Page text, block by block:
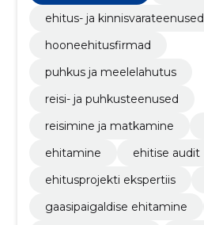
ehitus- ja kinnisvarateenused
hooneehitusfirmad
puhkus ja meelelahutus
reisi- ja puhkusteenused
reisimine ja matkamine
ehitamine
ehitise audit
ehitusprojekti ekspertiis
gaasipaigaldise ehitamine